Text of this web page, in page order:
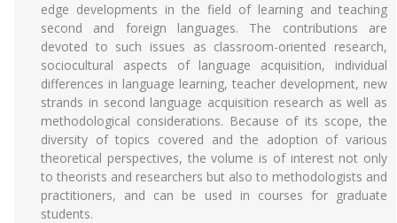
edge developments in the field of learning and teaching
second and foreign languages. The contributions are
devoted to such issues as classroom-oriented research,
sociocultural aspects of language acquisition, individual
differences in language learning, teacher development, new
strands in second language acquisition research as well as
methodological considerations. Because of its scope, the
diversity of topics covered and the adoption of various
theoretical perspectives, the volume is of interest not only
to theorists and researchers but also to methodologists and
practitioners, and can be used in courses for graduate
students.